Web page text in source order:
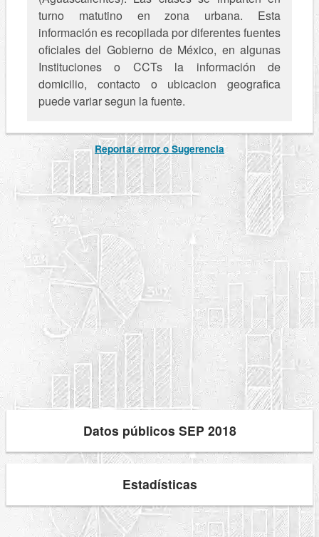
turno matutino en zona urbana. Esta
información es recopilada por diferentes fuentes
oficiales del Gobierno de México, en algunas
Instituciones o CCTs la información de
domicilio, contacto o ubicacion geografica
puede variar segun la fuente.
Reportar error o Sugerencia
Datos públicos SEP 2018
Estadísticas